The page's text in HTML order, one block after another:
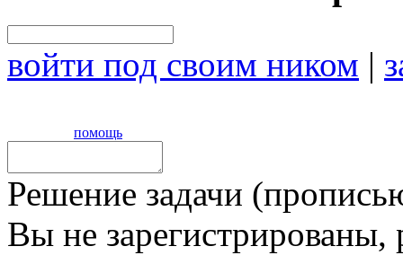
войти под своим ником |
помощь
Решение задачи
Вы не